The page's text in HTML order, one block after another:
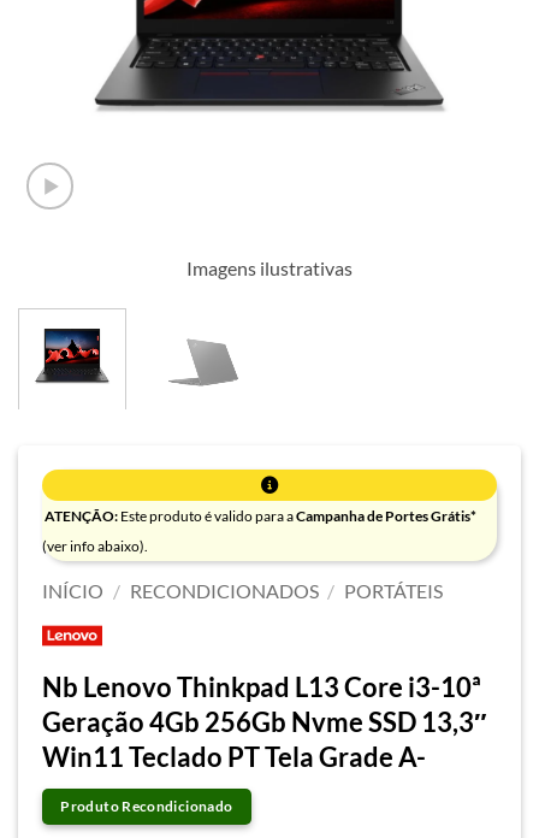
Imagens ilustrativas
ATENÇÃO: Este produto é valido para aCampanha de Portes Grátis*
(ver info abaixo).
INÍCIO / RECONDICIONADOS / PORTÁTEIS
Nb Lenovo Thinkpad L13 Core i3-10ª
Geração 4Gb 256Gb Nvme SSD 13,3″
Win11 Teclado PT Tela Grade A-
Produto Recondicionado